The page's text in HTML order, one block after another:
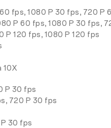
fps, 1080 P 30 fps, 720 P
P 60 fps, 1080 P 30 fps,
P 120 fps, 1080 P 120 fps
10X
P 30 fps
720 P 30 fps
30 fps